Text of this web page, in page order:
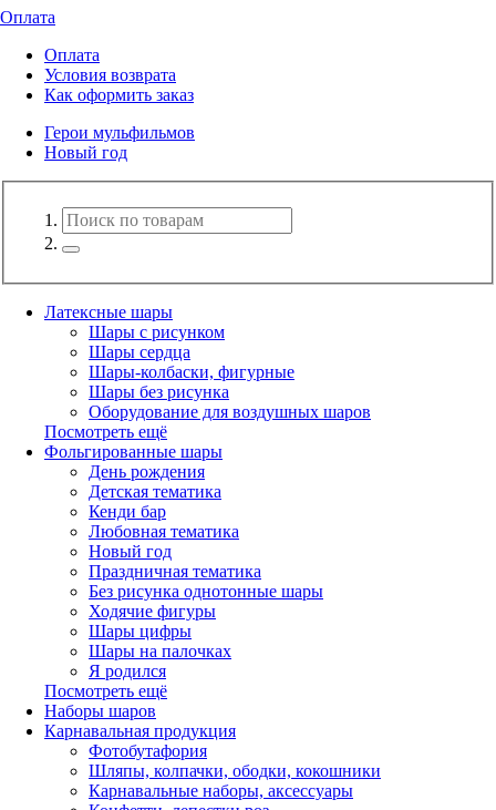
Оплата
Оплата
Условия возврата
Как оформить заказ
Герои мульфильмов
Новый год
Латексные шары
Шары с рисунком
Шары сердца
Шары-колбаски, фигурные
Шары без рисунка
Оборудование для воздушных шаров
Посмотреть ещё
Фольгированные шары
День рождения
Детская тематика
Кенди бар
Любовная тематика
Новый год
Праздничная тематика
Без рисунка однотонные шары
Ходячие фигуры
Шары цифры
Шары на палочках
Я родился
Посмотреть ещё
Наборы шаров
Карнавальная продукция
Фотобутафория
Шляпы, колпачки, ободки, кокошники
Карнавальные наборы, аксессуары